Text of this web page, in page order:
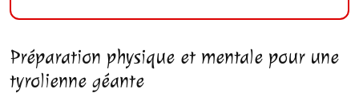
Préparation physique et mentale pour une
tyrolienne géante